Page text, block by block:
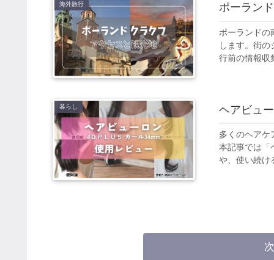
海外旅行 ポーラン
ポーランドの
します。街
行前の情報収
暮らし ヘアビュ
多くのヘアケ
本記事では「ヘアビューロ
や、使い続け